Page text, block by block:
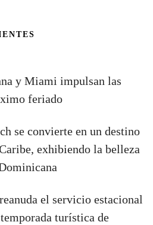
y Miami impulsan las
feriado
se convierte en un destino
exhibiendo la belleza
el servicio estacional
turística de